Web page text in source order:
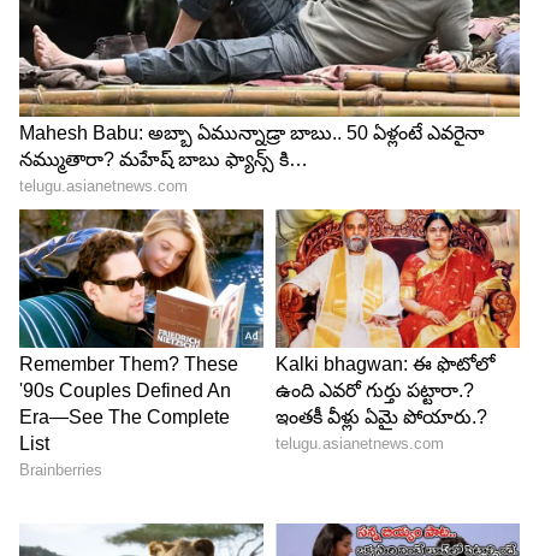
జరిగే చర్చే పెద్దదిగా మారుతోంది.
4
4